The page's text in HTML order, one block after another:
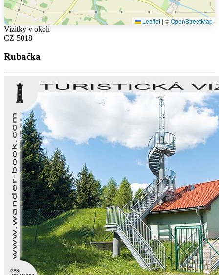
Leaflet | ©OpenStreetMap
Vizitky v okolí
CZ-5018
Rubačka